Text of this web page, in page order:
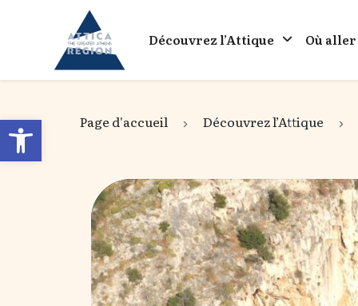
Open toolbar
Go to home
Découvrez l’Attique Où aller
Page d'accueil Découvrez l’Attique